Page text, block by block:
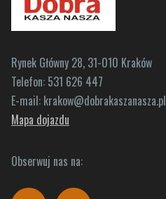
Rynek Główny 28, 31-010 Kraków
Telefon: 531 626 447
E-mail: krakow@dobrakaszanasza.pl
Mapa dojazdu
Obserwuj nas na: